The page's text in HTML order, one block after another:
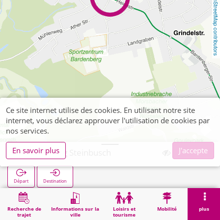
OpenStreetMap contributors
Recherche de
trajet
Informations sur la
ville
Loisirs et
tourisme
Mobilité plus
Bardenberg Steinbusch
Départ Destination
Démarrage Bardenberg Steinbusch
Ce site internet utilise des cookies. En utilisant notre site
internet, vous déclarez approuver l'utilisation de cookies par
nos services.
En savoir plus
J'accepte